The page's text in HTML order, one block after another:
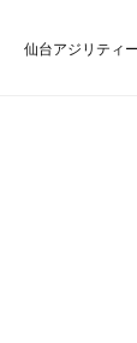
仙台アジリティ